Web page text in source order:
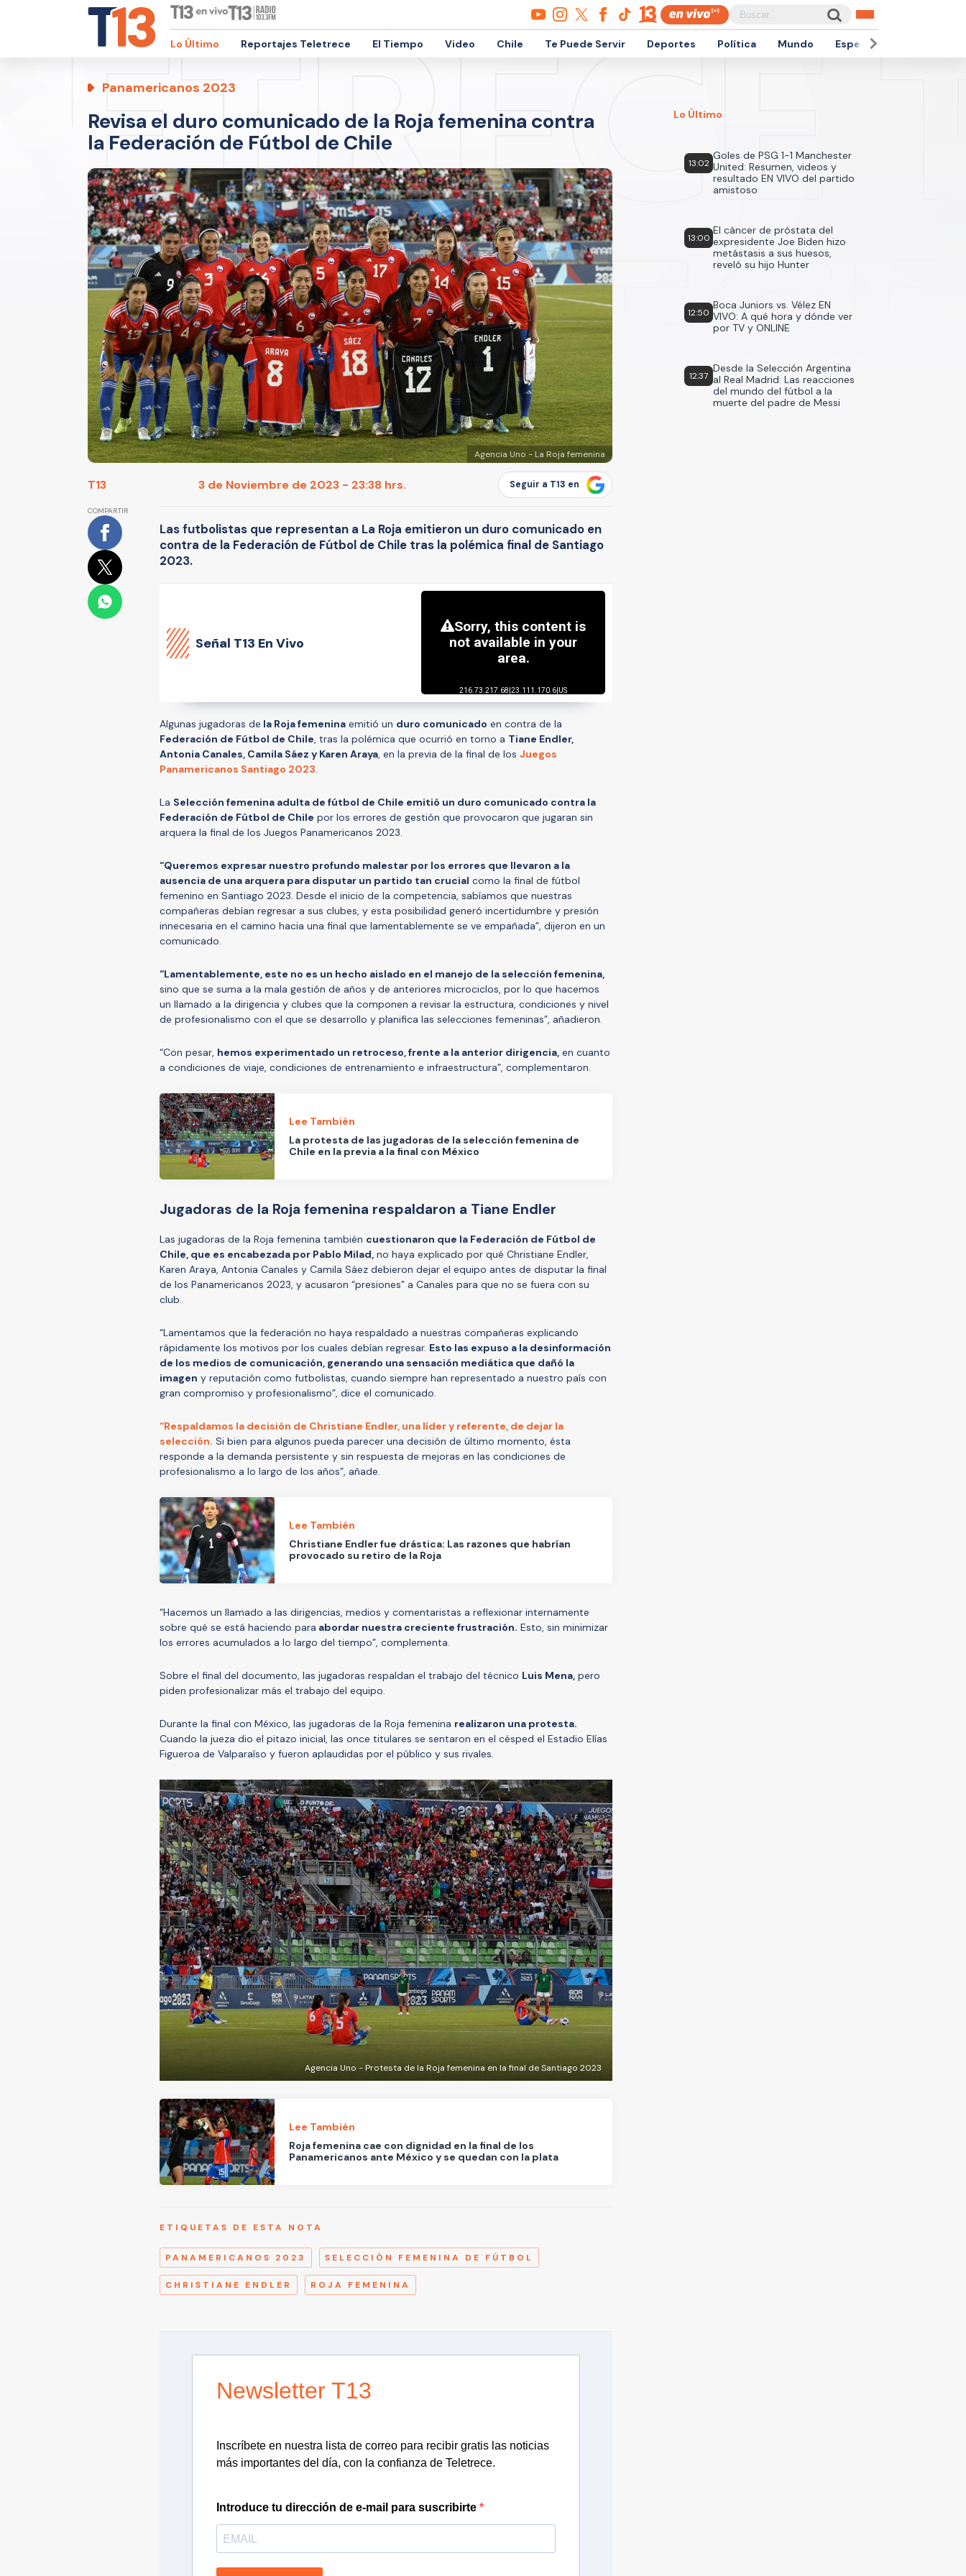
Lo Último Reportajes Teletrece El Tiempo Video Chile Te Puede Servir Deportes Política Mundo Espectáculos
Panamericanos 2023
Revisa el duro comunicado de la Roja femenina contra
la Federación de Fútbol de Chile
Agencia Uno - La Roja femenina
T13 3 de Noviembre de 2023 - 23:38 hrs. Seguir a T13 en
COMPARTIR
Las futbolistas que representan a La Roja emitieron un duro comunicado en
contra de la Federación de Fútbol de Chile tras la polémica final de Santiago
2023.
Señal T13 En Vivo
Algunas jugadoras de la Roja femenina emitió un duro comunicado en contra de la
Federación de Fútbol de Chile, tras la polémica que ocurrió en torno a Tiane Endler,
Antonia Canales, Camila Sáez y Karen Araya, en la previa de la final de los Juegos
Panamericanos Santiago 2023.
La Selección femenina adulta de fútbol de Chile emitió un duro comunicado contra la
Federación de Fútbol de Chile por los errores de gestión que provocaron que jugaran sin
arquera la final de los Juegos Panamericanos 2023.
“Queremos expresar nuestro profundo malestar por los errores que llevaron a la
ausencia de una arquera para disputar un partido tan crucial como la final de fútbol
femenino en Santiago 2023. Desde el inicio de la competencia, sabíamos que nuestras
compañeras debían regresar a sus clubes, y esta posibilidad generó incertidumbre y presión
innecesaria en el camino hacia una final que lamentablemente se ve empañada”, dijeron en un
comunicado.
“Lamentablemente, este no es un hecho aislado en el manejo de la selección femenina,
sino que se suma a la mala gestión de años y de anteriores microciclos, por lo que hacemos
un llamado a la dirigencia y clubes que la componen a revisar la estructura, condiciones y nivel
de profesionalismo con el que se desarrollo y planifica las selecciones femeninas”, añadieron.
“Con pesar, hemos experimentado un retroceso, frente a la anterior dirigencia, en cuanto
a condiciones de viaje, condiciones de entrenamiento e infraestructura”, complementaron.
Lee También
La protesta de las jugadoras de la selección femenina de
Chile en la previa a la final con México
Jugadoras de la Roja femenina respaldaron a Tiane Endler
Las jugadoras de la Roja femenina también cuestionaron que la Federación de Fútbol de
Chile, que es encabezada por Pablo Milad, no haya explicado por qué Christiane Endler,
Karen Araya, Antonia Canales y Camila Sáez debieron dejar el equipo antes de disputar la final
de los Panamericanos 2023, y acusaron “presiones” a Canales para que no se fuera con su
club.
“Lamentamos que la federación no haya respaldado a nuestras compañeras explicando
rápidamente los motivos por los cuales debían regresar. Esto las expuso a la desinformación
de los medios de comunicación, generando una sensación mediática que dañó la
imagen y reputación como futbolistas, cuando siempre han representado a nuestro país con
gran compromiso y profesionalismo”, dice el comunicado.
“Respaldamos la decisión de Christiane Endler, una líder y referente, de dejar la
selección. Si bien para algunos pueda parecer una decisión de último momento, ésta
responde a la demanda persistente y sin respuesta de mejoras en las condiciones de
profesionalismo a lo largo de los años”, añade.
Lee También
Christiane Endler fue drástica: Las razones que habrían
provocado su retiro de la Roja
“Hacemos un llamado a las dirigencias, medios y comentaristas a reflexionar internamente
sobre qué se está haciendo para abordar nuestra creciente frustración. Esto, sin minimizar
los errores acumulados a lo largo del tiempo”, complementa.
Sobre el final del documento, las jugadoras respaldan el trabajo del técnico Luis Mena, pero
piden profesionalizar más el trabajo del equipo.
Durante la final con México, las jugadoras de la Roja femenina realizaron una protesta.
Cuando la jueza dio el pitazo inicial, las once titulares se sentaron en el césped el Estadio Elías
Figueroa de Valparaíso y fueron aplaudidas por el público y sus rivales.
Agencia Uno - Protesta de la Roja femenina en la final de Santiago 2023
Lee También
Roja femenina cae con dignidad en la final de los
Panamericanos ante México y se quedan con la plata
ETIQUETAS DE ESTA NOTA
PANAMERICANOS 2023 SELECCIÓN FEMENINA DE FÚTBOL
CHRISTIANE ENDLER ROJA FEMENINA
Newsletter T13
Inscríbete en nuestra lista de correo para recibir gratis las noticias
más importantes del día, con la confianza de Teletrece.
Introduce tu dirección de e-mail para suscribirte
Lo Último
13:02
Goles de PSG 1-1 Manchester
United: Resumen, videos y
resultado EN VIVO del partido
amistoso
13:00
El cáncer de próstata del
expresidente Joe Biden hizo
metástasis a sus huesos,
reveló su hijo Hunter
12:50
Boca Juniors vs. Vélez EN
VIVO: A qué hora y dónde ver
por TV y ONLINE
12:37
Desde la Selección Argentina
al Real Madrid: Las reacciones
del mundo del fútbol a la
muerte del padre de Messi